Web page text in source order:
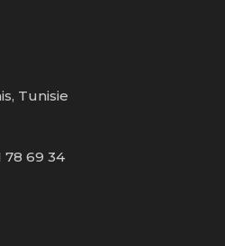
Tunisie
78 69 34